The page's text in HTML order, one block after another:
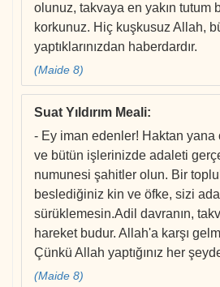
olunuz, takvaya en yakın tutum
korkunuz. Hiç kuşkusuz Allah,
yaptıklarınızdan haberdardır.
(Maide 8)
Suat Yıldırım Meali:
- Ey iman edenler! Haktan
ve bütün işlerinizde adaleti
numunesi şahitler olun. Bir
beslediğiniz kin ve öfke, sizi
sürüklemesin.Adil davranın,
hareket budur. Allah'a karşı
Çünkü Allah yaptığınız her
(Maide 8)